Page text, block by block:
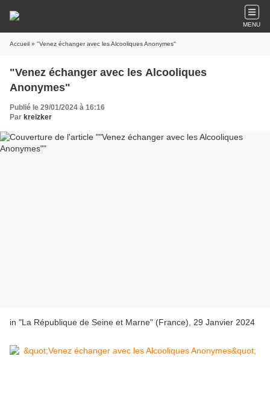
MENU
Accueil » "Venez échanger avec les Alcooliques Anonymes"
"Venez échanger avec les Alcooliques
Anonymes"
Publié le 29/01/2024 à 16:16
Par kreizker
in "La République de Seine et Marne" (France), 29 Janvier 2024